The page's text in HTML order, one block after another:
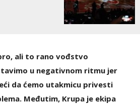
ali to rano vođstvo
u negativnom ritmu jer
da ćemo utakmicu privesti
Međutim, Krupa je ekipa